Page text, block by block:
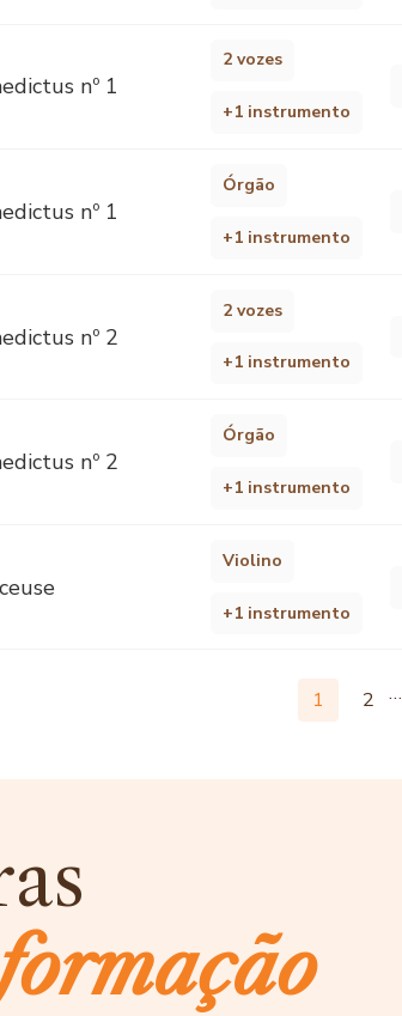
nº 1
2 vozes
+1 instrumento
nº 1
Órgão
+1 instrumento
nº 2
2 vozes
+1 instrumento
nº 2
Órgão
+1 instrumento
Violino
+1 instrumento
1 2 …